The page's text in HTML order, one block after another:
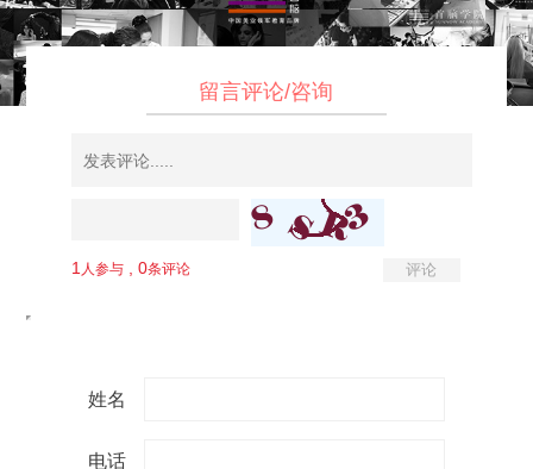
留言评论/咨询
姓名
电话